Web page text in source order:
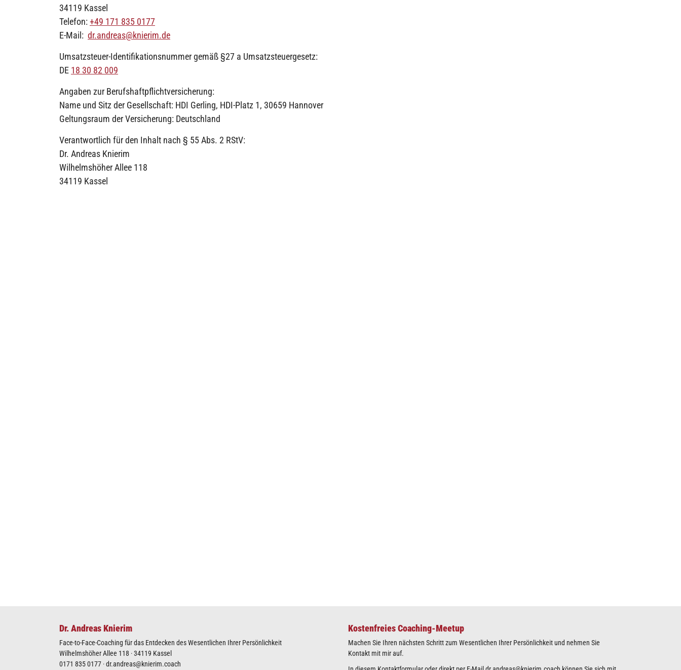
34119 Kassel
Telefon: +49 171 835 0177
E-Mail: dr.andreas@knierim.de
Umsatzsteuer-Identifikationsnummer gemäß §27 a Umsatzsteuergesetz:
DE 18 30 82 009
Angaben zur Berufshaftpflichtversicherung:
Name und Sitz der Gesellschaft: HDI Gerling, HDI-Platz 1, 30659 Hannover
Geltungsraum der Versicherung: Deutschland
Verantwortlich für den Inhalt nach § 55 Abs. 2 RStV:
Dr. Andreas Knierim
Wilhelmshöher Allee 118
34119 Kassel
Dr. Andreas Knierim
Face-to-Face-Coaching für das Entdecken des Wesentlichen Ihrer Persönlichkeit
Wilhelmshöher Allee 118 · 34119 Kassel
0171 835 0177 ·dr.andreas@knierim.coach
Kostenfreies Coaching-Meetup
Machen Sie Ihren nächsten Schritt zum Wesentlichen Ihrer Persönlichkeit und nehmen Sie
Kontakt mit mir auf.